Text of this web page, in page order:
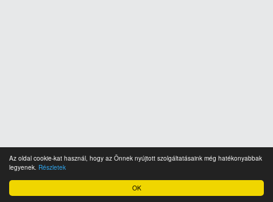
OK
Az oldal cookie-kat használ, hogy az Önnek nyújtott szolgáltatásaink még hatékonyabbak
legyenek. Részletek